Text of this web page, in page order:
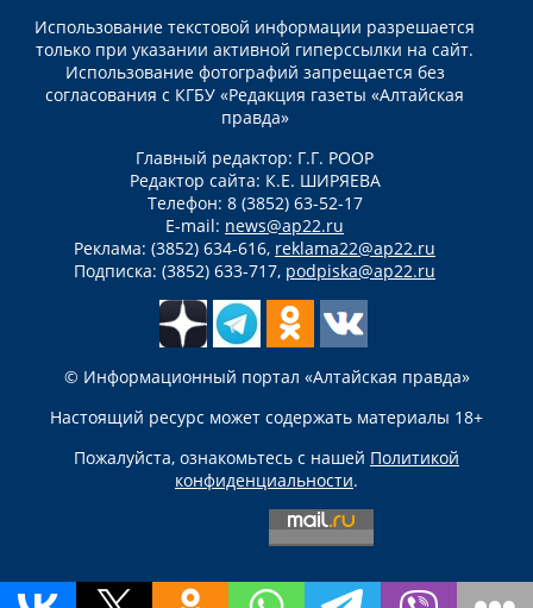
Использование текстовой информации разрешается
только при указании активной гиперссылки на сайт.
Использование фотографий запрещается без
согласования с КГБУ «Редакция газеты «Алтайская
правда»
Главный редактор: Г.Г. РООР
Редактор сайта: К.Е. ШИРЯЕВА
Телефон: 8 (3852) 63-52-17
E-mail: news@ap22.ru
Реклама: (3852) 634-616, reklama22@ap22.ru
Подписка: (3852) 633-717, podpiska@ap22.ru
© Информационный портал «Алтайская правда»
Настоящий ресурс может содержать материалы 18+
Пожалуйста, ознакомьтесь с нашей Политикой
конфиденциальности.